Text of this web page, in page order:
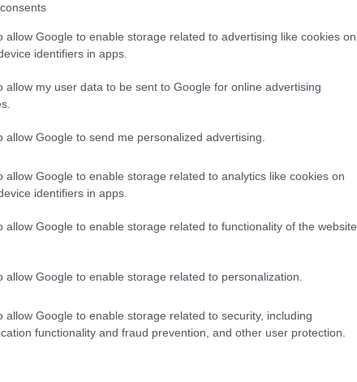
allow Google to enable storage related to advertising like cookies on
identifiers in apps.
allow my user data to be sent to Google for online advertising
allow Google to send me personalized advertising.
allow Google to enable storage related to analytics like cookies on
identifiers in apps.
allow Google to enable storage related to functionality of the website
allow Google to enable storage related to personalization.
allow Google to enable storage related to security, including
functionality and fraud prevention, and other user protection.
centro dell’attenzione globale, Elkedonia si
della depressione. Questo
di Angelini Ventures nelle potenzialità di
delle soluzioni biotecnologiche nel
di rivoluzionare il trattamento della
che mira a migliorare la qualità della vita dei
evidenze scientifiche e su un team di esperti